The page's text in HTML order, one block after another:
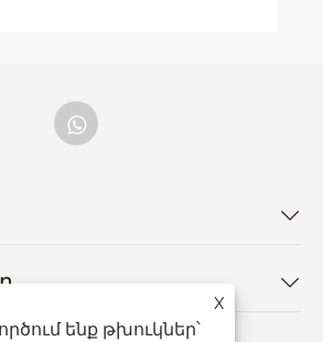


X
ենք թխուկներ՝